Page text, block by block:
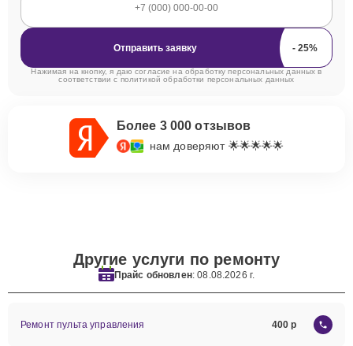
Отправить заявку
Нажимая на кнопку, я даю согласие на обработку персональных данных в
соответствии с политикой обработки персональных данных
Более 3 000 отзывов
нам доверяют 🌟🌟🌟🌟🌟
Другие услуги по ремонту
Прайс обновлен: 08.08.2026 г.
Ремонт пульта управления 400